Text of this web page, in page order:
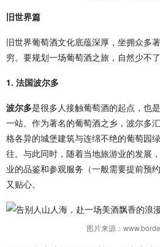
旧世界篇
旧世界葡萄酒文化底蕴深厚，坐拥众多
穷。要规划一场葡萄酒之旅，自然少不
1. 法国波尔多
波尔多是很多人接触葡萄酒的起点，也
一站。作为著名的葡萄酒之乡，波尔多
格各异的城堡建筑与连绵不绝的葡萄园
往。与此同时，随着当地旅游业的发展
业的品鉴和参观服务（一般需要提前预
又贴心。
图片来源：